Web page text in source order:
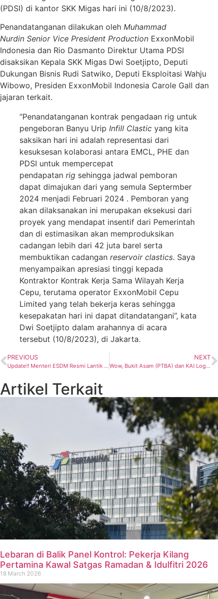
(PDSI) di kantor SKK Migas hari ini (10/8/2023).
Penandatanganan dilakukan oleh Muhammad
Nurdin Senior Vice President Production ExxonMobil
Indonesia dan Rio Dasmanto Direktur Utama PDSI
disaksikan Kepala SKK Migas Dwi Soetjipto, Deputi
Dukungan Bisnis Rudi Satwiko, Deputi Eksploitasi Wahju
Wibowo, Presiden ExxonMobil Indonesia Carole Gall dan
jajaran terkait.
“Penandatanganan kontrak pengadaan rig untuk
pengeboran Banyu Urip Infill Clastic yang kita
saksikan hari ini adalah representasi dari
kesuksesan kolaborasi antara EMCL, PHE dan
PDSI untuk mempercepat
pendapatan rig sehingga jadwal pemboran
dapat dimajukan dari yang semula Septermber
2024 menjadi Februari 2024 . Pemboran yang
akan dilaksanakan ini merupakan eksekusi dari
proyek yang mendapat insentif dari Pemerintah
dan di estimasikan akan memproduksikan
cadangan lebih dari 42 juta barel serta
membuktikan cadangan reservoir clastics. Saya
menyampaikan apresiasi tinggi kepada
Kontraktor Kontrak Kerja Sama Wilayah Kerja
Cepu, terutama operator ExxonMobil Cepu
Limited yang telah bekerja keras sehingga
kesepakatan hari ini dapat ditandatangani”, kata
Dwi Soetjipto dalam arahannya di acara
tersebut (10/8/2023), di Jakarta.
PREVIOUS
Update!! Menteri ESDM Resmi Lantik Tri Winarno Jadi Dirjen Minerba
NEXT
Wow, Bukit Asam (PTBA) dan KAI Logistik Teken Kerja Sama Jasa Bongkar Muat Batu Bara
Artikel Terkait
Lebaran di Balik Panel Kontrol: Pekerja Kilang
Pertamina Kawal Satgas Ramadan & Idulfitri 2026
18 March 2026